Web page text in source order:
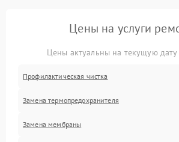
Цены на услуги
Цены актуальны на текущую
Профилактическая чистка
Замена термопредохранителя
Замена мембраны